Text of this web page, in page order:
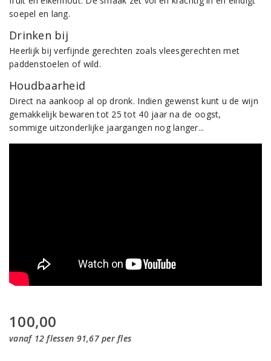
soepel en lang.
Drinken bij
Heerlijk bij verfijnde gerechten zoals vleesgerechten met
paddenstoelen of wild.
Houdbaarheid
Direct na aankoop al op dronk. Indien gewenst kunt u de wijn
gemakkelijk bewaren tot 25 tot 40 jaar na de oogst,
sommige uitzonderlijke jaargangen nog langer...
100,00
vanaf 12 flessen 91,67 per fles